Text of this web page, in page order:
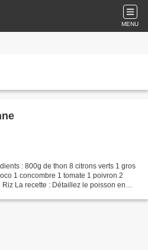
MENU
: 800g de thon 8 citrons verts 1 gros
1 concombre 1 tomate 1 poivron 2
La recette : Détaillez le poisson en